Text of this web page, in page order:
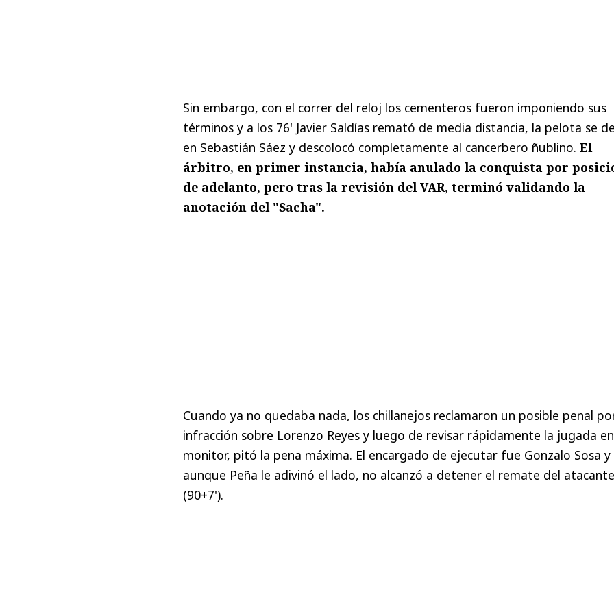
Sin embargo, con el correr del reloj los cementeros fueron imponiendo sus
términos y a los 76' Javier Saldías remató de media distancia, la pelota se
en Sebastián Sáez y descolocó completamente al cancerbero ñublino. El
árbitro, en primer instancia, había anulado la conquista por
de adelanto, pero tras la revisión del VAR, terminó validando la
anotación del "Sacha".
Cuando ya no quedaba nada, los chillanejos reclamaron un posible penal
infracción sobre Lorenzo Reyes y luego de revisar rápidamente la jugada
monitor, pitó la pena máxima. El encargado de ejecutar fue Gonzalo Sosa y
aunque Peña le adivinó el lado, no alcanzó a detener el remate del atacante
(90+7').